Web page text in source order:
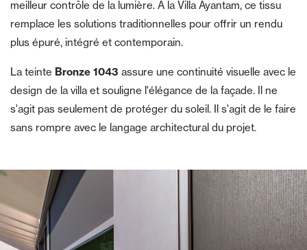
meilleur contrôle de la lumière. À la Villa Ayantam, ce tissu
remplace les solutions traditionnelles pour offrir un rendu
plus épuré, intégré et contemporain.
La teinte Bronze 1043 assure une continuité visuelle avec le
design de la villa et souligne l'élégance de la façade. Il ne
s'agit pas seulement de protéger du soleil. Il s'agit de le faire
sans rompre avec le langage architectural du projet.